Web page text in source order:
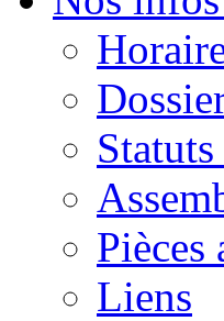
Pièces
Liens